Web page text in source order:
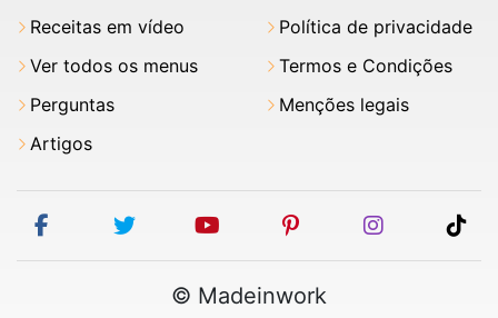
Receitas em vídeo
Ver todos os menus
Perguntas
Artigos
Política de privacidade
Termos e Condições
Menções legais
facebooktwitter youtubepinterestinstagram
© Madeinwork